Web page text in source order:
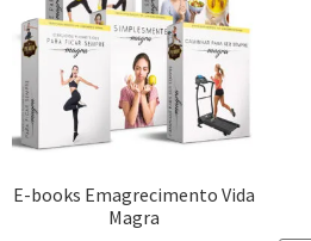
E-books Emagrecimento Vida
Magra